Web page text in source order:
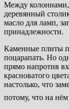
Между колоннами,
деревянный
масло для ламп,
принадлежности.
Каменные плиты
поцарапать. Но
прямо напротив
красноватого
настолько, что
потому, что на